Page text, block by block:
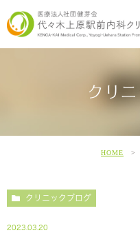
クリ
HOME
クリニックブログ
2023.03.20